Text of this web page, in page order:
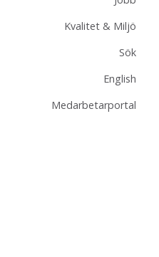
Kvalitet & Miljö
Sök
English
Medarbetarportal